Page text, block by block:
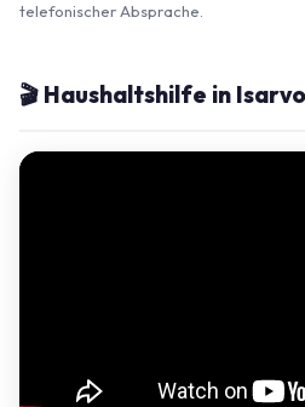
telefonischer Absprache.
🎬 Haushaltshilfe in